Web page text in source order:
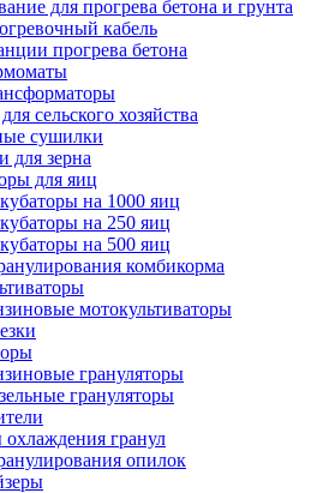
для прогрева бетона и грунта
кабель
прогрева бетона
сельского хозяйства
сушилки
для зерна
для яиц
на 1000 яиц
на 250 яиц
на 500 яиц
комбикорма
мотокультиваторы
грануляторы
грануляторы
гранул
опилок